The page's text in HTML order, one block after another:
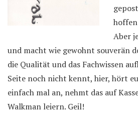
Aber
und macht wie gewohnt souverän
die Qualität und das Fachwissen
Seite noch nicht kennt, hier, hört
einfach mal an, nehmt das auf
Walkman leiern. Geil!